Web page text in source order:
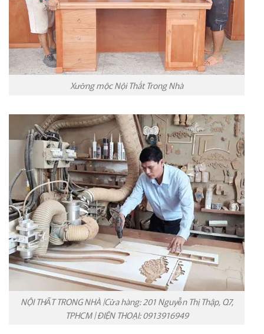
Xưởng mộc Nội Thất Trong Nhà
NỘI THẤT TRONG NHÀ |Cửa hàng: 201 Nguyễn Thị Thập, Q7,
TPHCM | ĐIỆN THOẠI: 0913916949